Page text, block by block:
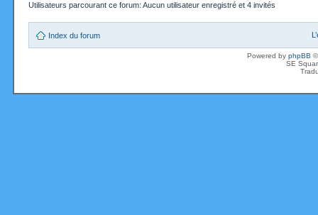
Utilisateurs parcourant ce forum: Aucun utilisateur enregistré et 4 invités
Index du forum
Powered by phpBB
SE